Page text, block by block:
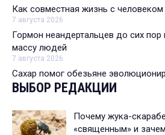
Как совместная жизнь с
7 августа 2026
Гормон неандертальцев до сих
массу людей
7 августа 2026
Сахар помог обезьяне
ВЫБОР РЕДАКЦИИ
Почему жука-
«священным» и